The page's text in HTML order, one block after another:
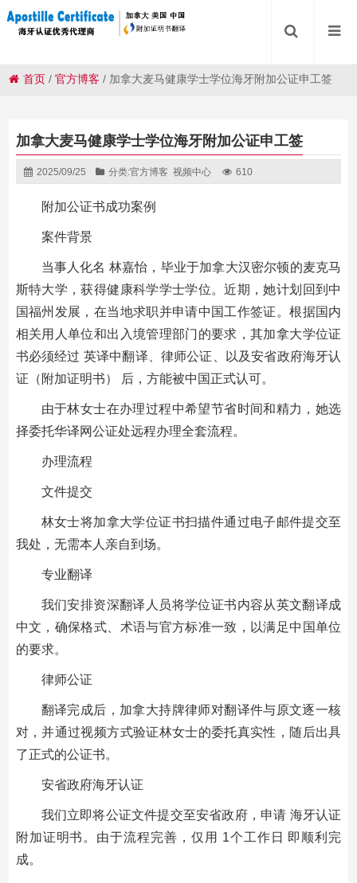
首页 /官方博客 / 加拿大麦马健康学士学位海牙附加公证申工签
加拿大麦马健康学士学位海牙附加公证申工签
2025/09/25 分类:官方博客 视频中心 610
附加公证书成功案例
案件背景
当事人化名 林嘉怡，毕业于加拿大汉密尔顿的麦克马
斯特大学，获得健康科学学士学位。近期，她计划回到中
国福州发展，在当地求职并申请中国工作签证。根据国内
相关用人单位和出入境管理部门的要求，其加拿大学位证
书必须经过 英译中翻译、律师公证、以及安省政府海牙认
证（附加证明书） 后，方能被中国正式认可。
由于林女士在办理过程中希望节省时间和精力，她选
择委托华译网公证处远程办理全套流程。
办理流程
文件提交
林女士将加拿大学位证书扫描件通过电子邮件提交至
我处，无需本人亲自到场。
专业翻译
我们安排资深翻译人员将学位证书内容从英文翻译成
中文，确保格式、术语与官方标准一致，以满足中国单位
的要求。
律师公证
翻译完成后，加拿大持牌律师对翻译件与原文逐一核
对，并通过视频方式验证林女士的委托真实性，随后出具
了正式的公证书。
安省政府海牙认证
我们立即将公证文件提交至安省政府，申请 海牙认证
附加证明书。由于流程完善，仅用 1个工作日 即顺利完
成。